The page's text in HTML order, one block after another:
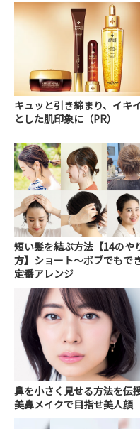
キュッと引き締まり、イキ
とした肌印象に（PR）
短い髪を結ぶ方法【14のや
方】ショート～ボブでもで
定番アレンジ
鼻を小さく見せる方法を伝
美鼻メイクで目指せ美人顔